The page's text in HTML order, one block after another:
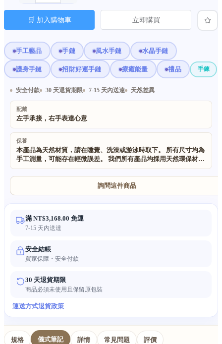
手工藝品 手鏈 風水手鏈 水晶手鏈
護身手鏈 招財好運手鏈 療癒能量 禮品 手鍊
🛒 加入購物車 立即購買
安全付款 30 天退貨期限 7-15 天內送達 天然差異
配戴
左手承接，右手表達心意
保養
本產品為天然材質，請在睡覺、洗澡或游泳時取下。 所有尺寸均為
手工測量，可能存在輕微誤差。 我們所有產品均採用天然環保材料
製作。 由於產品為手工製作且使用天然材質，每件作品都是獨一無
二的，可能存在細微不規則之處。顏色也可能因光線和顯示器設置
詢問這件商品
滿 NT$3,168.00 免運
7-15 天內送達
安全結帳
買家保障・安全付款
30 天退貨期限
商品必須未使用且保留原包裝
運送方式退貨政策
規格 儀式筆記 詳情 常見問題 評價